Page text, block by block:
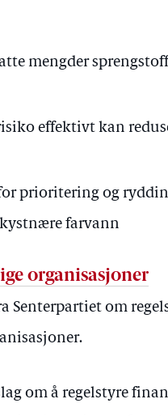
mengder
effektivt kan
prioritering og
farvann
organisasjoner
Senterpartiet om
om å regelstyre